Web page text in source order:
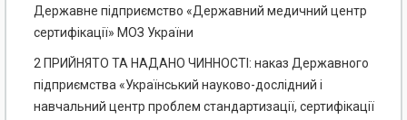
Державне підприємство «Державний медичний центр
сертифікації» МОЗ України
2 ПРИЙНЯТО ТА НАДАНО ЧИННОСТІ: наказ Державного
підприємства «Український науково-дослідний і
навчальний центр проблем стандартизації, сертифікації